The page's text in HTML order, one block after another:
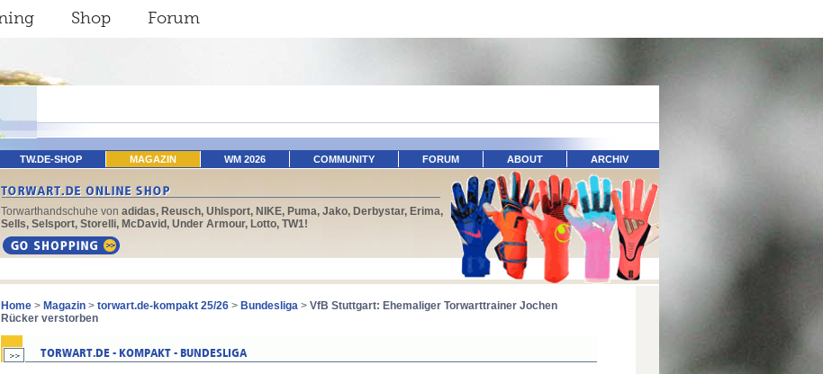
Shop Forum
TW.DE-SHOP MAGAZIN WM 2026 COMMUNITY FORUM ABOUT ARCHIV
Torwarthandschuhe von adidas, Reusch, Uhlsport, NIKE, Puma, Jako, Derbystar, Erima,
Sells, Selsport, Storelli, McDavid, Under Armour, Lotto, TW1!
Home > Magazin > torwart.de-kompakt 25/26 > Bundesliga > VfB Stuttgart: Ehemaliger Torwarttrainer Jochen
Rücker verstorben